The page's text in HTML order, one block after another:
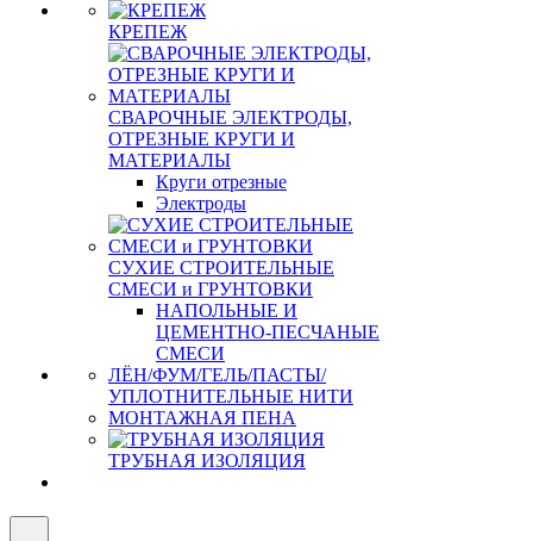
КРЕПЕЖ
СВАРОЧНЫЕ ЭЛЕКТРОДЫ,
ОТРЕЗНЫЕ КРУГИ И
МАТЕРИАЛЫ
Круги отрезные
Электроды
СУХИЕ СТРОИТЕЛЬНЫЕ
СМЕСИ и ГРУНТОВКИ
НАПОЛЬНЫЕ И
ЦЕМЕНТНО-ПЕСЧАНЫЕ
СМЕСИ
ЛЁН/ФУМ/ГЕЛЬ/ПАСТЫ/
УПЛОТНИТЕЛЬНЫЕ НИТИ
МОНТАЖНАЯ ПЕНА
ТРУБНАЯ ИЗОЛЯЦИЯ